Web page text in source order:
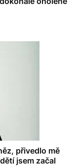
přivedlo mě
jsem začal